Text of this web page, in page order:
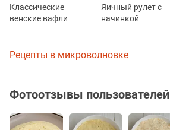
Классические
венские вафли
Яичный рулет с
начинкой
Рецепты в микроволновке
Фотоотзывы пользователей